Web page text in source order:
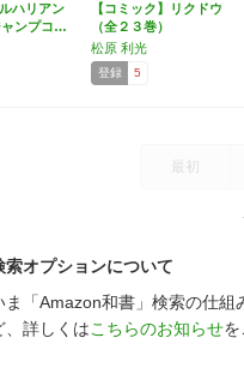
ハリアン
ャンプコ…
【コミック】リクドウ
（全２３巻）
松原 利光
登録 5
最初
索オプションについて
ま「Amazon和書」検索の仕
、詳しくはこちらのお知らせを